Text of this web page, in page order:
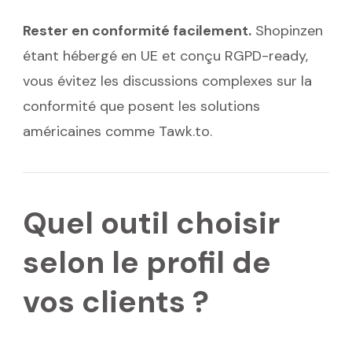
Rester en conformité facilement. Shopinzen
étant hébergé en UE et conçu RGPD-ready,
vous évitez les discussions complexes sur la
conformité que posent les solutions
américaines comme Tawk.to.
Quel outil choisir
selon le profil de
vos clients ?